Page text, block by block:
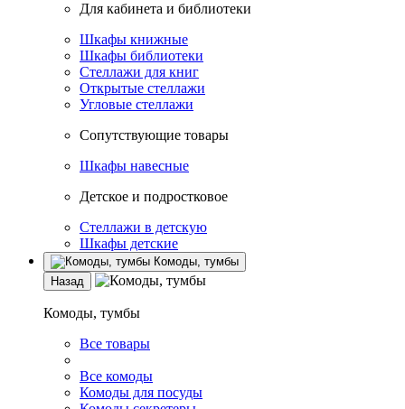
Для кабинета и библиотеки
Шкафы книжные
Шкафы библиотеки
Стеллажи для книг
Открытые стеллажи
Угловые стеллажи
Сопутствующие товары
Шкафы навесные
Детское и подростковое
Стеллажи в детскую
Шкафы детские
Комоды, тумбы
Назад
Комоды, тумбы
Все товары
Все комоды
Комоды для посуды